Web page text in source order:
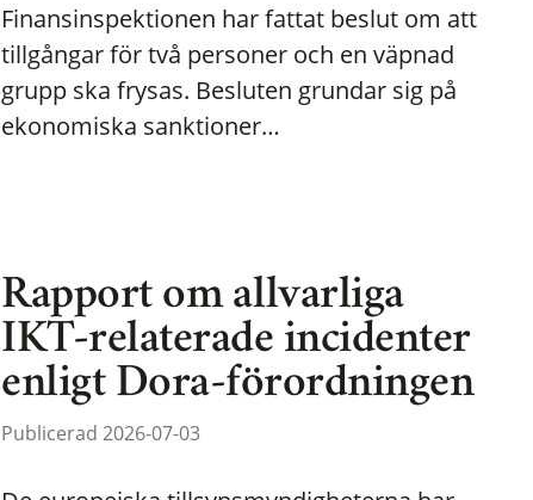
Finansinspektionen har fattat beslut om att
tillgångar för två personer och en väpnad
grupp ska frysas. Besluten grundar sig på
ekonomiska sanktioner…
Rapport om allvarliga
IKT-relaterade incidenter
enligt Dora-förordningen
Publicerad 2026-07-03